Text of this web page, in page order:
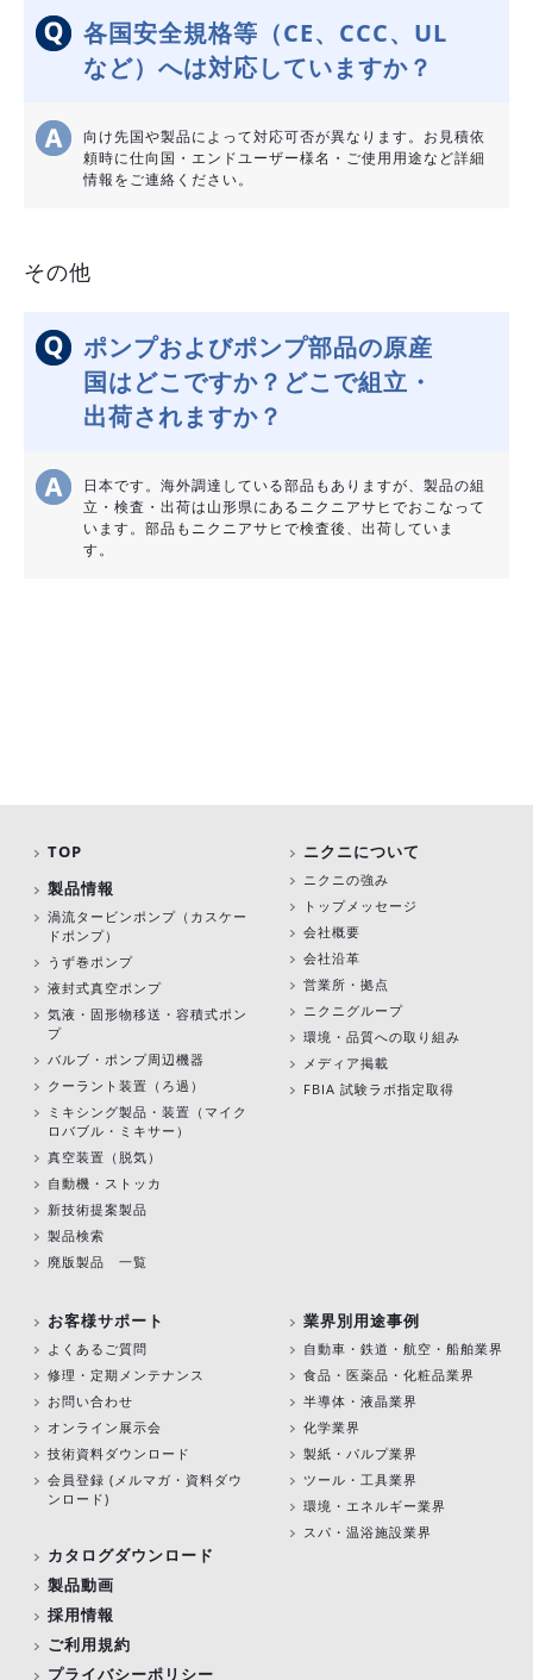
各国安全規格等（CE、CCC、UL
など）へは対応していますか？
向け先国や製品によって対応可否が異なります。お見積依
頼時に仕向国・エンドユーザー様名・ご使用用途など詳細
情報をご連絡ください。
その他
ポンプおよびポンプ部品の原産
国はどこですか？どこで組立・
出荷されますか？
日本です。海外調達している部品もありますが、製品の組
立・検査・出荷は山形県にあるニクニアサヒでおこなって
います。部品もニクニアサヒで検査後、出荷していま
す。
TOP
製品情報
渦流タービンポンプ （カスケー
ドポンプ）
うず巻ポンプ
液封式真空ポンプ
気液・固形物移送・容積式ポン
プ
バルブ・ポンプ周辺機器
クーラント装置（ろ過）
ミキシング製品・装置（マイク
ロバブル・ミキサー）
真空装置（脱気）
自動機・ストッカ
新技術提案製品
製品検索
廃版製品 一覧
ニクニについて
ニクニの強み
トップメッセージ
会社概要
会社沿革
営業所・拠点
ニクニグループ
環境・品質への取り組み
メディア掲載
FBIA 試験ラボ指定取得
お客様サポート
よくあるご質問
修理・定期メンテナンス
お問い合わせ
オンライン展示会
技術資料ダウンロード
会員登録 (メルマガ・資料ダウ
ンロード)
カタログダウンロード
製品動画
採用情報
ご利用規約
プライバシーポリシー
業界別用途事例
自動車・鉄道・航空・船舶業界
食品・医薬品・化粧品業界
半導体・液晶業界
化学業界
製紙・パルプ業界
ツール・工具業界
環境・エネルギー業界
スパ・温浴施設業界